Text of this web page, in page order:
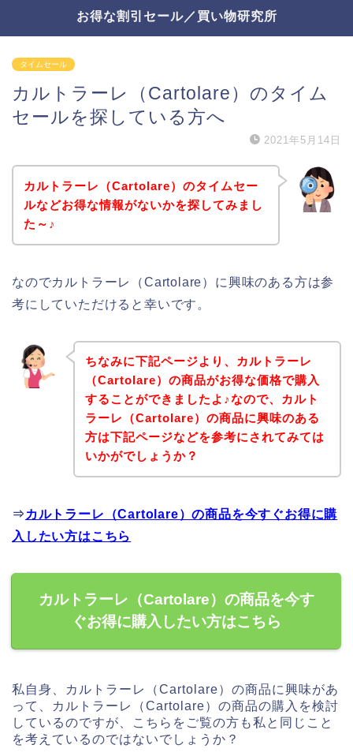
お得な割引セール／買い物研究所
タイムセール
カルトラーレ（Cartolare）のタイム
セールを探している方へ
2021年5月14日
カルトラーレ（Cartolare）のタイムセー
ルなどお得な情報がないかを探してみまし
た～♪
なのでカルトラーレ（Cartolare）に興味のある方は参
考にしていただけると幸いです。
ちなみに下記ページより、カルトラーレ
（Cartolare）の商品がお得な価格で購入
することができましたよ♪なので、カルト
ラーレ（Cartolare）の商品に興味のある
方は下記ページなどを参考にされてみては
いかがでしょうか？
⇒ カルトラーレ（Cartolare）の商品を今すぐお得に購
入したい方はこちら
カルトラーレ（Cartolare）の商品を今す
ぐお得に購入したい方はこちら
私自身、カルトラーレ（Cartolare）の商品に興味があ
って、カルトラーレ（Cartolare）の商品の購入を検討
しているのですが、こちらをご覧の方も私と同じこと
を考えているのではないでしょうか？